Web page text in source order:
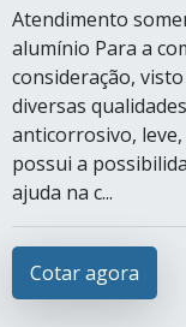
Atendimento
alumínio Para a
consideração,
diversas
anticorrosivo,
possui a
ajuda na c...
Cotar agora